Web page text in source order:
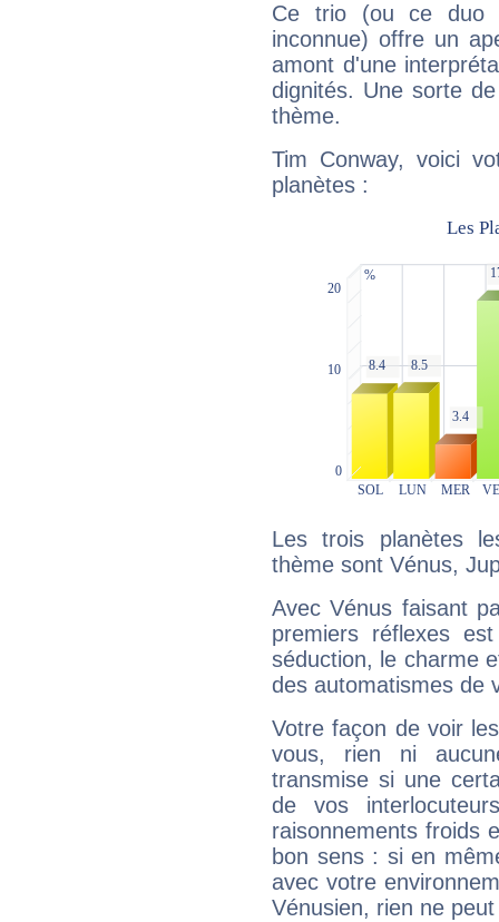
Ce trio (ou ce duo
inconnue) offre un
amont d'une
dignités. Une sorte
thème.
Tim Conway, voici
planètes :
Les trois planètes
thème sont Vénus,
Avec Vénus faisant
premiers réflexes
séduction, le charme
des automatismes de
Votre façon de voir
vous, rien ni
transmise si une
de vos
raisonnements froids
bon sens : si en
avec votre
Vénusien, rien ne